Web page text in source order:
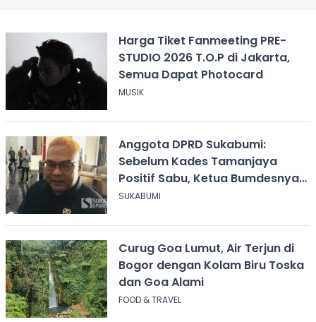
Harga Tiket Fanmeeting PRE-
STUDIO 2026 T.O.P di Jakarta,
Semua Dapat Photocard
MUSIK
Anggota DPRD Sukabumi:
Sebelum Kades Tamanjaya
Positif Sabu, Ketua Bumdesnya
Juga Terjerat Dugaan Narkoba
SUKABUMI
Curug Goa Lumut, Air Terjun di
Bogor dengan Kolam Biru Toska
dan Goa Alami
FOOD & TRAVEL